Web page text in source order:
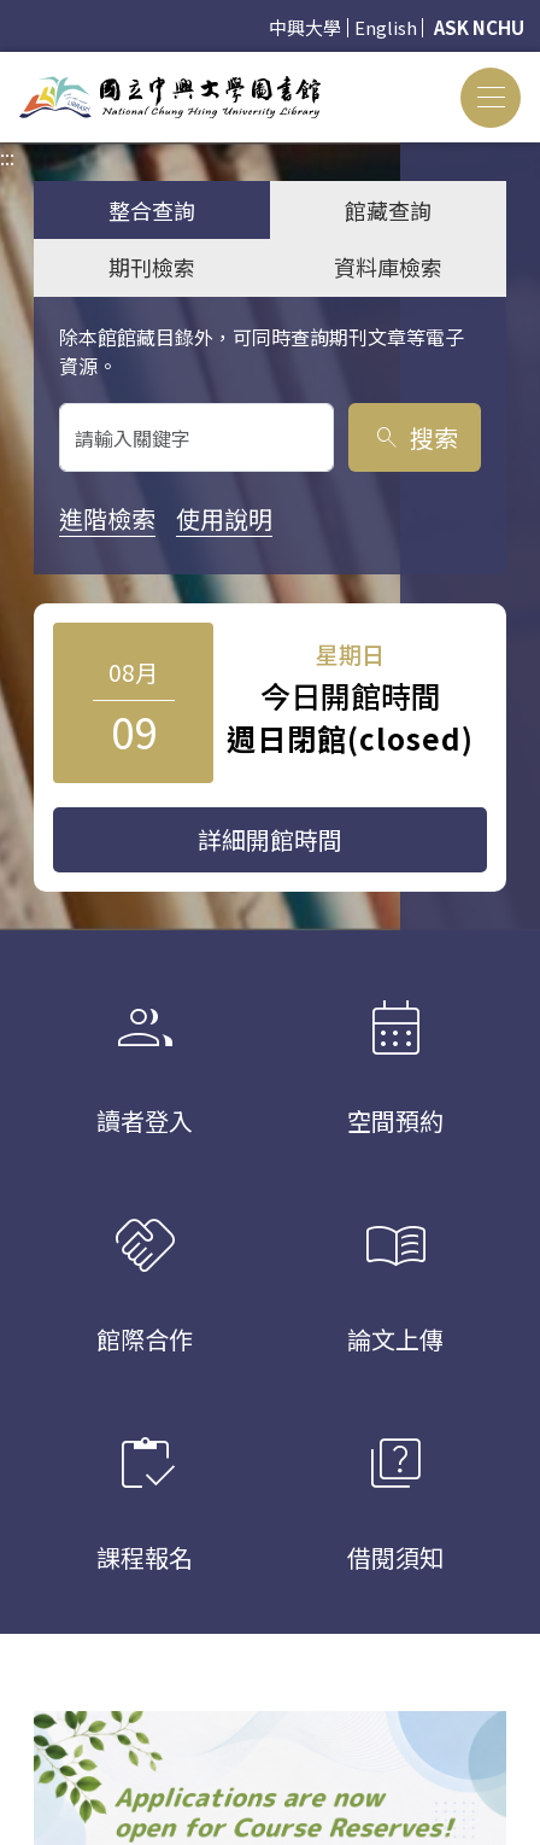
中興大學 English ASK NCHU
:::
整合查詢
館藏查詢
期刊檢索
資料庫檢索
除本館館藏目錄外，可同時查詢期刊文章等電子
資源。
關鍵字搜尋
search 搜索
進階檢索 使用說明
08月
09
星期日
今日開館時間
週日閉館(closed)
詳細開館時間
group
讀者登入
calendar_month
空間預約
handshake
館際合作
menu_book
論文上傳
inventory
課程報名
quiz
借閱須知